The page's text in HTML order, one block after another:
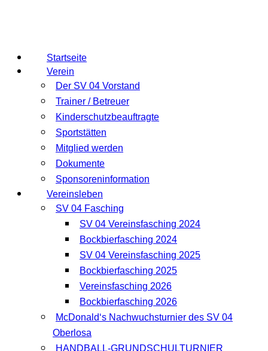
Startseite
Verein
Der SV 04 Vorstand
Trainer / Betreuer
Kinderschutzbeauftragte
Sportstätten
Mitglied werden
Dokumente
Sponsoreninformation
Vereinsleben
SV 04 Fasching
SV 04 Vereinsfasching 2024
Bockbierfasching 2024
SV 04 Vereinsfasching 2025
Bockbierfasching 2025
Vereinsfasching 2026
Bockbierfasching 2026
McDonald‘s Nachwuchsturnier des SV 04
Oberlosa
HANDBALL-GRUNDSCHULTURNIER